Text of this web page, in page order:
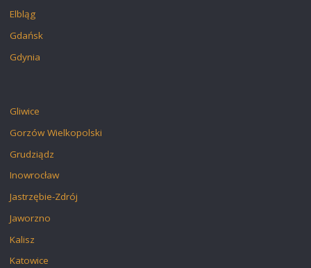
Elbląg
Gdańsk
Gdynia
Gliwice
Gorzów Wielkopolski
Grudziądz
Inowrocław
Jastrzębie-Zdrój
Jaworzno
Kalisz
Katowice